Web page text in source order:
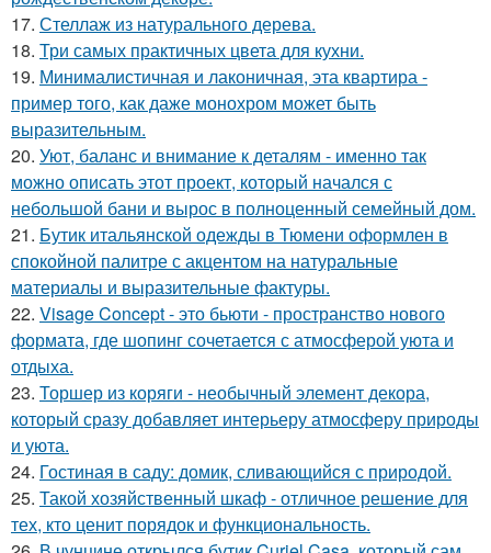
17. Стеллаж из натурального дерева.
18. Три самых практичных цвета для кухни.
19. Минималистичная и лаконичная, эта квартира -
пример того, как даже монохром может быть
выразительным.
20. Уют, баланс и внимание к деталям - именно так
можно описать этот проект, который начался с
небольшой бани и вырос в полноценный семейный дом.
21. Бутик итальянской одежды в Тюмени оформлен в
спокойной палитре с акцентом на натуральные
материалы и выразительные фактуры.
22. Visage Concept - это бьюти - пространство нового
формата, где шопинг сочетается с атмосферой уюта и
отдыха.
23. Торшер из коряги - необычный элемент декора,
который сразу добавляет интерьеру атмосферу природы
и уюта.
24. Гостиная в саду: домик, сливающийся с природой.
25. Такой хозяйственный шкаф - отличное решение для
тех, кто ценит порядок и функциональность.